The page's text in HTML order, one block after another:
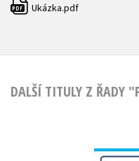
PDF Ukázka.pdf
DALŠÍ TITULY Z ŘADY